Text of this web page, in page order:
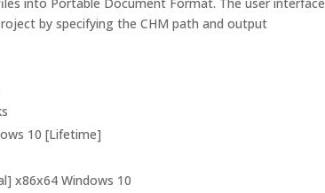
by specifying the CHM path and output
10 [Lifetime]
x86x64 Windows 10